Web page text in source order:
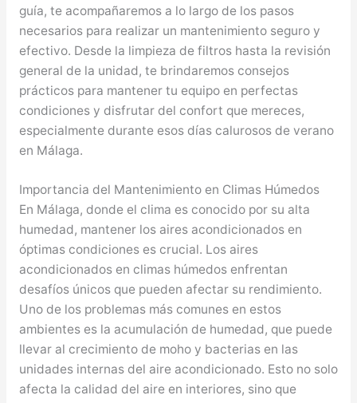
guía, te acompañaremos a lo largo de los pasos
necesarios para realizar un mantenimiento seguro y
efectivo. Desde la limpieza de filtros hasta la revisión
general de la unidad, te brindaremos consejos
prácticos para mantener tu equipo en perfectas
condiciones y disfrutar del confort que mereces,
especialmente durante esos días calurosos de verano
en Málaga.
Importancia del Mantenimiento en Climas Húmedos
En Málaga, donde el clima es conocido por su alta
humedad, mantener los aires acondicionados en
óptimas condiciones es crucial. Los aires
acondicionados en climas húmedos enfrentan
desafíos únicos que pueden afectar su rendimiento.
Uno de los problemas más comunes en estos
ambientes es la acumulación de humedad, que puede
llevar al crecimiento de moho y bacterias en las
unidades internas del aire acondicionado. Esto no solo
afecta la calidad del aire en interiores, sino que